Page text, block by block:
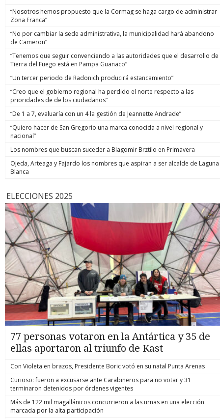
“Nosotros hemos propuesto que la Cormag se haga cargo de administrar
Zona Franca”
“No por cambiar la sede administrativa, la municipalidad hará abandono
de Cameron”
“Tenemos que seguir convenciendo a las autoridades que el desarrollo de
Tierra del Fuego está en Pampa Guanaco”
“Un tercer periodo de Radonich producirá estancamiento”
“Creo que el gobierno regional ha perdido el norte respecto a las
prioridades de de los ciudadanos”
“De 1 a 7, evaluaría con un 4 la gestión de Jeannette Andrade”
“Quiero hacer de San Gregorio una marca conocida a nivel regional y
nacional”
Los nombres que buscan suceder a Blagomir Brztilo en Primavera
Ojeda, Arteaga y Fajardo los nombres que aspiran a ser alcalde de Laguna
Blanca
ELECCIONES 2025
77 personas votaron en la Antártica y 35 de
ellas aportaron al triunfo de Kast
Con Violeta en brazos, Presidente Boric votó en su natal Punta Arenas
Curioso: fueron a excusarse ante Carabineros para no votar y 31
terminaron detenidos por órdenes vigentes
Más de 122 mil magallánicos concurrieron a las urnas en una elección
marcada por la alta participación